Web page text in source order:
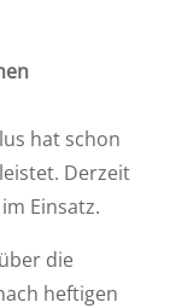
hat schon
Derzeit
Einsatz.
die
heftigen